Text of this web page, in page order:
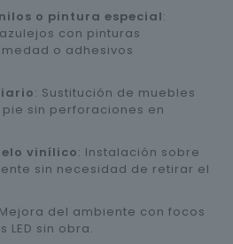
o pintura especial:
con pinturas
o adhesivos
: Sustitución de muebles
sin perforaciones en
vinílico: Instalación sobre
sin necesidad de retirar el
del ambiente con focos
LED sin obra.